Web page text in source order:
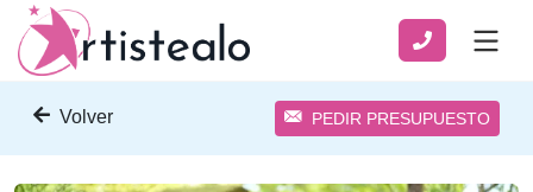
Volver PEDIR PRESUPUESTO